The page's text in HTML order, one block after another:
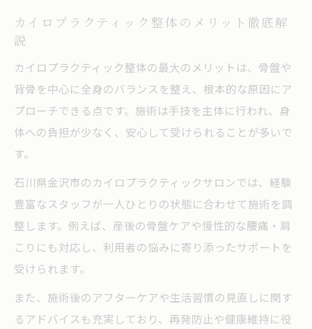
カイロプラクティック整体のメリット徹底解
説
カイロプラクティック整体の最大のメリットは、骨盤や
背骨を中心に全身のバランスを整え、根本的な原因にア
プローチできる点です。施術は手技を主体に行われ、身
体への負担が少なく、安心して受けられることが多いで
す。
石川県金沢市のカイロプラクティックサロンでは、経験
豊富なスタッフが一人ひとりの状態に合わせて施術を調
整します。例えば、産後の骨盤ケアや慢性的な腰痛・肩
こりにも対応し、利用者の悩みに寄り添ったサポートを
受けられます。
また、施術後のアフターケアや生活習慣の見直しに関す
るアドバイスも充実しており、再発防止や健康維持に役